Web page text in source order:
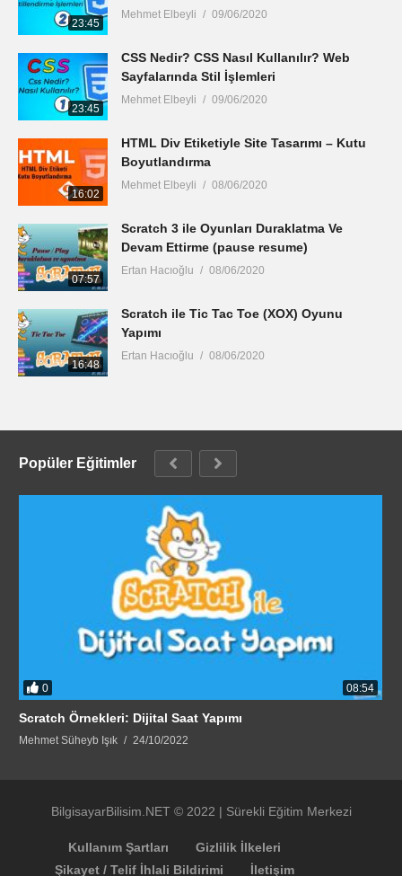
23:45
Mehmet Elbeyli 09/06/2020
23:45
CSS Nedir? CSS Nasıl Kullanılır? Web
Sayfalarında Stil İşlemleri
Mehmet Elbeyli 09/06/2020
16:02
HTML Div Etiketiyle Site Tasarımı – Kutu
Boyutlandırma
Mehmet Elbeyli 08/06/2020
07:57
Scratch 3 ile Oyunları Duraklatma Ve
Devam Ettirme (pause resume)
Ertan Hacıoğlu 08/06/2020
16:48
Scratch ile Tic Tac Toe (XOX) Oyunu
Yapımı
Ertan Hacıoğlu 08/06/2020
Popüler Eğitimler
0 08:54
Scratch Örnekleri: Dijital Saat Yapımı
Mehmet Süheyb Işık 24/10/2022
BilgisayarBilisim.NET © 2022 | Sürekli Eğitim Merkezi
Kullanım Şartları
Gizlilik İlkeleri
Şikayet / Telif İhlali Bildirimi
İletişim